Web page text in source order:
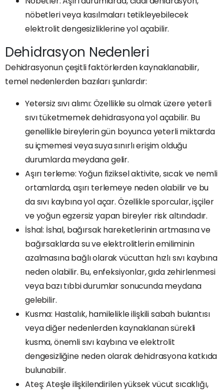
nöbetleri veya kasılmaları tetikleyebilecek
elektrolit dengesizliklerine yol açabilir.
Dehidrasyon Nedenleri
Dehidrasyonun çeşitli faktörlerden kaynaklanabilir,
temel nedenlerden bazıları şunlardır:
Yetersiz sıvı alımı: Özellikle su olmak üzere yeterli
sıvı tüketmemek dehidrasyona yol açabilir. Bu
genellikle bireylerin gün boyunca yeterli miktarda
su içmemesi veya suya sınırlı erişim olduğu
durumlarda meydana gelir.
Aşırı terleme: Yoğun fiziksel aktivite, sıcak ve nemli
ortamlarda, aşırı terlemeye neden olabilir ve bu
da sıvı kaybına yol açar. Özellikle sporcular, işçiler
ve yoğun egzersiz yapan bireyler risk altındadır.
İshal: İshal, bağırsak hareketlerinin artmasına ve
bağırsaklarda su ve elektrolitlerin emiliminin
azalmasına bağlı olarak vücuttan hızlı sıvı kaybına
neden olabilir. Bu, enfeksiyonlar, gıda zehirlenmesi
veya bazı tıbbi durumlar sonucunda meydana
gelebilir.
Kusma: Hastalık, hamilelikle ilişkili sabah bulantısı
veya diğer nedenlerden kaynaklanan sürekli
kusma, önemli sıvı kaybına ve elektrolit
dengesizliğine neden olarak dehidrasyona katkıda
bulunabilir.
Ateş: Ateşle ilişkilendirilen yüksek vücut sıcaklığı,